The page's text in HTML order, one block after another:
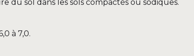
sol dans les sols compactés ou sodiques.
à 7,0.